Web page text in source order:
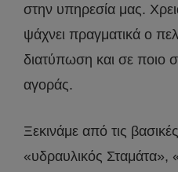
στην υπηρεσία μας.
ψάχνει πραγματικά ο
διατύπωση και σε ποιο
αγοράς.
Ξεκινάμε από τις
«υδραυλικός Σταμάτα»,